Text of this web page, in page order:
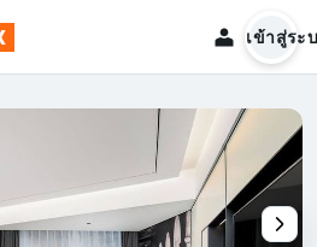
เข้าสู่ระ